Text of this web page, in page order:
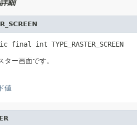
細
int TYPE_RASTER_SCREEN
ター画面です。
値